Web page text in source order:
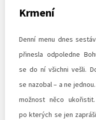
Krmení
Denní menu dnes
přinesla odpoledne
se do ní všichni vešli.
se nazobal – a ne
možnost něco
po kterých se jen